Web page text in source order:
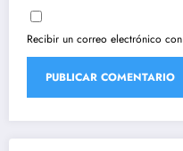
Recibir un correo electrónico